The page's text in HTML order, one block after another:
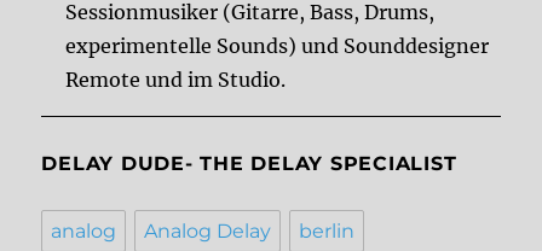
Sessionmusiker (Gitarre, Bass, Drums,
experimentelle Sounds) und Sounddesigner
Remote und im Studio.
DELAY DUDE- THE DELAY SPECIALIST
analog Analog Delay berlin